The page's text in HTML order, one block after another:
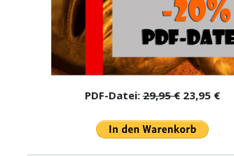
PDF-Datei:29,95 €23,95 €